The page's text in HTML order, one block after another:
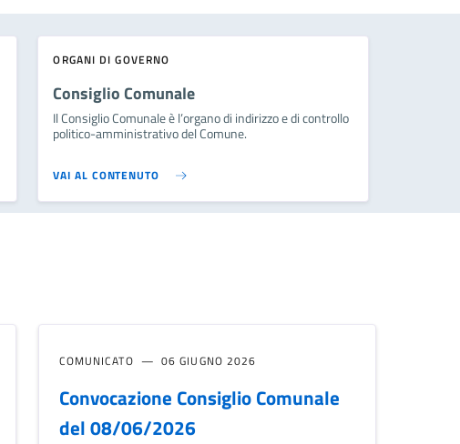
ORGANI DI GOVERNO
Consiglio Comunale
Il Consiglio Comunale è l’organo di indirizzo e di controllo
politico-amministrativo del Comune.
VAI AL CONTENUTO
COMUNICATO 06 GIUGNO 2026
Convocazione Consiglio Comunale
del 08/06/2026